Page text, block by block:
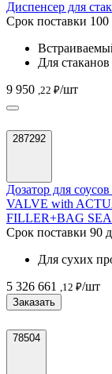
Диспенсер для
Срок поставки 100
Для стаканов
9 950 ,22 ₽/шт
287292
Дозатор для
VALVE with
FILLER+BAG
Срок поставки 90
Для сухих
5 326 661 ,12 ₽/шт
Заказать
78504